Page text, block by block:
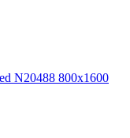
N20488 800x1600